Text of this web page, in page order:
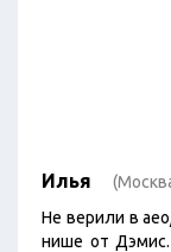
Илья
Не верили в
нише от